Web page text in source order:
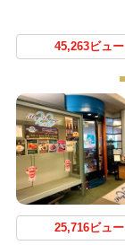
45,263ビュー
25,716ビュー